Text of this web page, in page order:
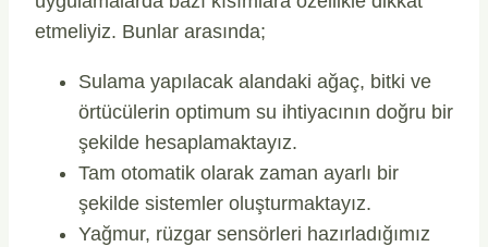
etmeliyiz. Bunlar arasında;
Sulama yapılacak alandaki ağaç, bitki ve
örtücülerin optimum su ihtiyacının doğru bir
şekilde hesaplamaktayız.
Tam otomatik olarak zaman ayarlı bir
şekilde sistemler oluşturmaktayız.
Yağmur, rüzgar sensörleri hazırladığımız